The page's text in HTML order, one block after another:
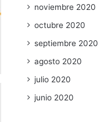
noviembre 2020
octubre 2020
septiembre 2020
agosto 2020
julio 2020
junio 2020